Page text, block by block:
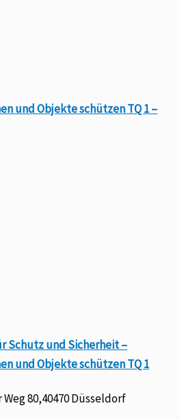
und Objekte schützen TQ 1 –
Schutz und Sicherheit –
und Objekte schützen TQ 1
80,40470 Düsseldorf